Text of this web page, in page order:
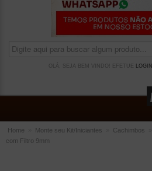
OLÁ, SEJA BEM VINDO! EFETUE LOGIN
ACESSÓRIOS
Home Monte seu Kit/Iniciantes Cachimbos
com Filtro 9mm